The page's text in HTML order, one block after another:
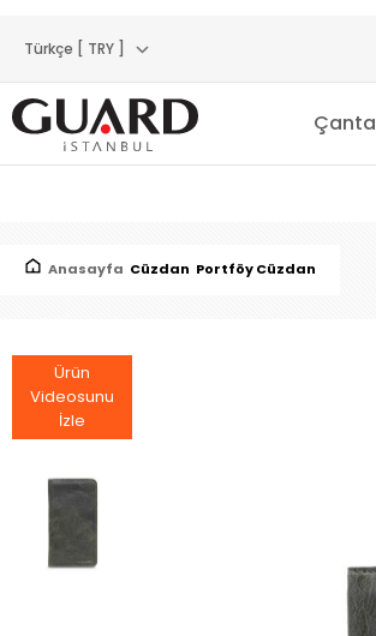
Türkçe [ TRY ]
Çanta
Anasayfa Cüzdan Portföy Cüzdan
Ürün
Videosunu
İzle